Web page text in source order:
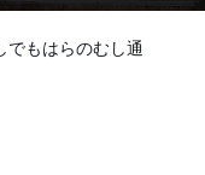
でもはらのむし通